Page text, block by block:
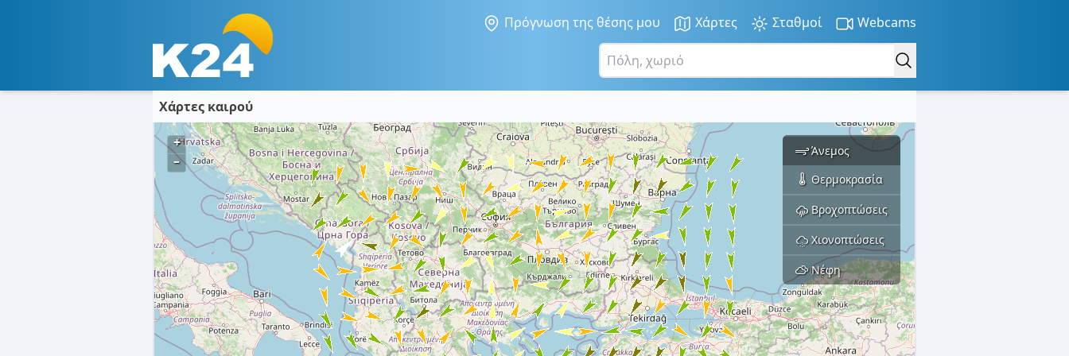
Πρόγνωση της θέσης μου Χάρτες Σταθμοί Webcams
Χάρτες καιρού
Άνεμος
Θερμοκρασία
Βροχοπτώσεις
Χιονοπτώσεις
Νέφη
+
–